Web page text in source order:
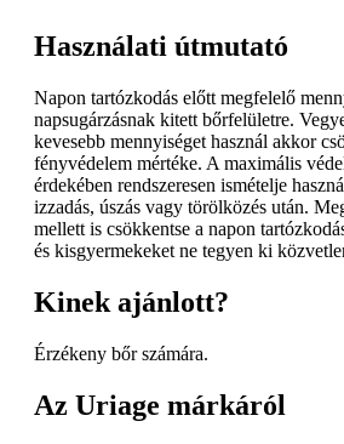
Használati útmutató
Napon tartózkodás előtt megfelelő
napsugárzásnak kitett bőrfelületre.
kevesebb mennyiséget használ akkor
fényvédelem mértéke. A maximális
érdekében rendszeresen ismételje
izzadás, úszás vagy törölközés után.
mellett is csökkentse a napon
és kisgyermekeket ne tegyen ki
Kinek ajánlott?
Érzékeny bőr számára.
Az Uriage márkáról